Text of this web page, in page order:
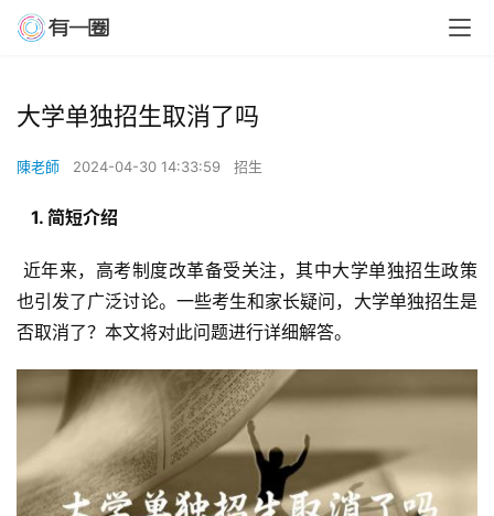
大学单独招生取消了吗
陳老師 2024-04-30 14:33:59 招生
  1. 简短介绍
也引发了广泛讨论。一些考生和家长疑问，大学单独招生是
否取消了？本文将对此问题进行详细解答。